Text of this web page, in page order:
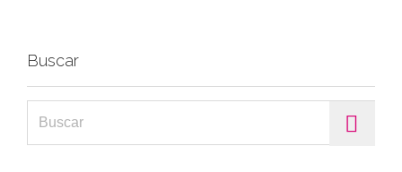
Buscar